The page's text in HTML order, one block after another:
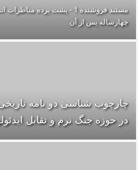
چهارساله پس از آن
چارچوب شناسی دو نامه
در حوزه جنگ نرم و تقابل